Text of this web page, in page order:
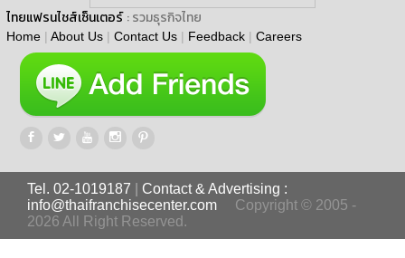
ไทยแฟรนไชส์เซ็นเตอร์ : รวมธุรกิจไทย
Home | About Us | Contact Us | Feedback | Careers
Tel. 02-1019187
Contact & Advertising :
info@thaifranchisecenter.com
Copyright © 2005 -
2026 All Right Reserved.